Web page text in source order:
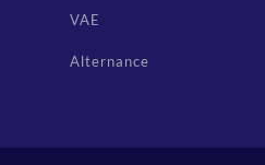
VAE
Alternance